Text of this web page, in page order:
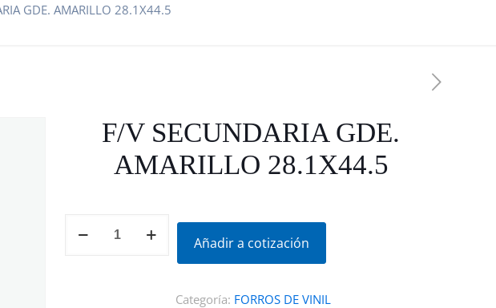
GDE. AMARILLO 28.1X44.5
F/V SECUNDARIA GDE.
AMARILLO 28.1X44.5
Añadir a cotización
Categoría: FORROS DE VINIL